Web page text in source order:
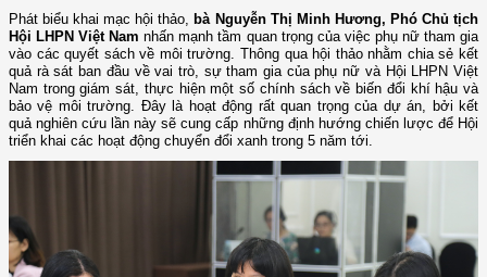
Phát biểu khai mạc hội thảo,
bà Nguyễn Thị Minh Hương, Phó Chủ tịch
Hội LHPN Việt Nam nhấn mạnh tầm quan trọng của việc phụ nữ tham gia
vào các quyết sách về môi trường. Thông qua hội thảo nhằm chia sẻ kết
quả rà sát ban đầu về vai trò, sự tham gia của phụ nữ và Hội LHPN Việt
Nam trong giám sát, thực hiện một số chính sách về biến đổi khí hậu và
bảo vệ môi trường. Đây là hoạt động rất quan trọng của dự án, bởi kết
quả nghiên cứu lần này sẽ cung cấp những định hướng chiến lược để Hội
triển khai các hoạt động chuyển đổi xanh trong 5 năm tới.